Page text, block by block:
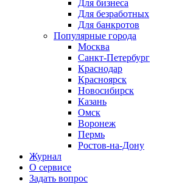
Для бизнеса
Для безработных
Для банкротов
Популярные города
Москва
Санкт-Петербург
Краснодар
Красноярск
Новосибирск
Казань
Омск
Воронеж
Пермь
Ростов-на-Дону
Журнал
О сервисе
Задать вопрос